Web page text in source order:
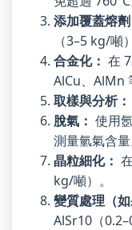
添加覆蓋熔劑
（3–5 kg/噸
合金化： 在
AlCu、AlMn
取樣與分析：
脫氣： 使用
測量氫氣含量
晶粒細化：
kg/噸）。
變質處理（
AlSr10（